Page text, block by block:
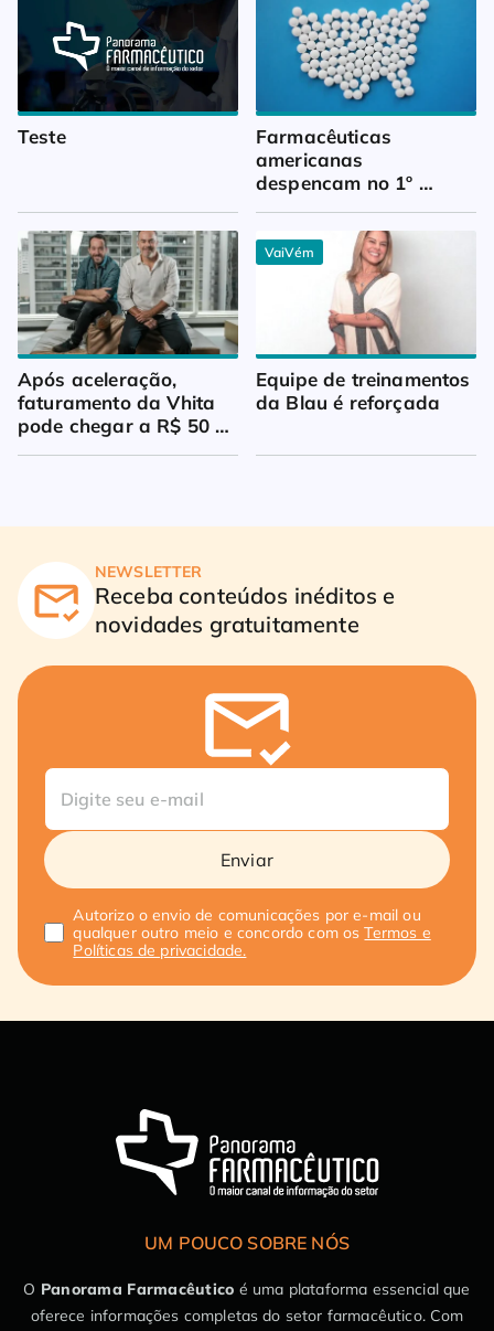
Teste
Farmacêuticas
americanas
despencam no 1º
Após aceleração,
faturamento da Vhita
pode chegar a R$ 50
milhões
VaiVém
Equipe de treinamentos
da Blau é reforçada
NEWSLETTER
Receba conteúdos inéditos e
novidades gratuitamente
Enviar
Autorizo o envio de comunicações por e-mail ou
qualquer outro meio e concordo com osTermos e
Políticas de privacidade.
UM POUCO SOBRE NÓS
O Panorama Farmacêutico é uma plataforma essencial que
oferece informações completas do setor farmacêutico. Com